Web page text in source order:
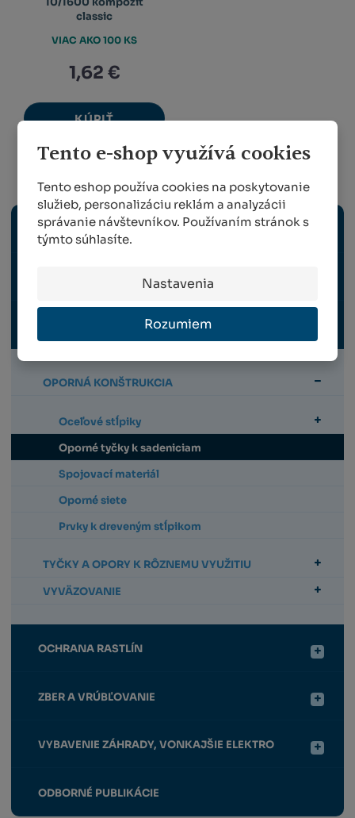
Tento e-shop využívá cookies
Tento eshop používa cookies na poskytovanie
služieb, personalizáciu reklám a analyzácii
správanie návštevníkov. Používaním stránok s
týmto súhlasíte.
Nastavenia
Rozumiem
classic
1,62 €
KÚPIŤ
VIAC AKO 100 KS
Záhradníctvo a záhradkárstvo
ZÁHRADNÉ NÁRADIE
VÝSADBA A VÝŽIVA RASTLÍN
OPORNÉ A VYVÄZOVACIE PRVKY PRE RASTLINY
OPORNÁ KONŠTRUKCIA
Oceľové stĺpiky
Oporné tyčky k sadeniciam
Spojovací materiál
Oporné siete
Prvky k dreveným stĺpikom
TYČKY A OPORY K RÔZNEMU VYUŽITIU
VYVÄZOVANIE
OCHRANA RASTLÍN
ZBER A VRÚBĽOVANIE
VYBAVENIE ZÁHRADY, VONKAJŠIE ELEKTRO
ODBORNÉ PUBLIKÁCIE